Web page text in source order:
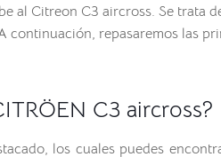
al Citreon C3 aircross. Se trata
continuación, repasaremos las
C3 aircross?
los cuales puedes